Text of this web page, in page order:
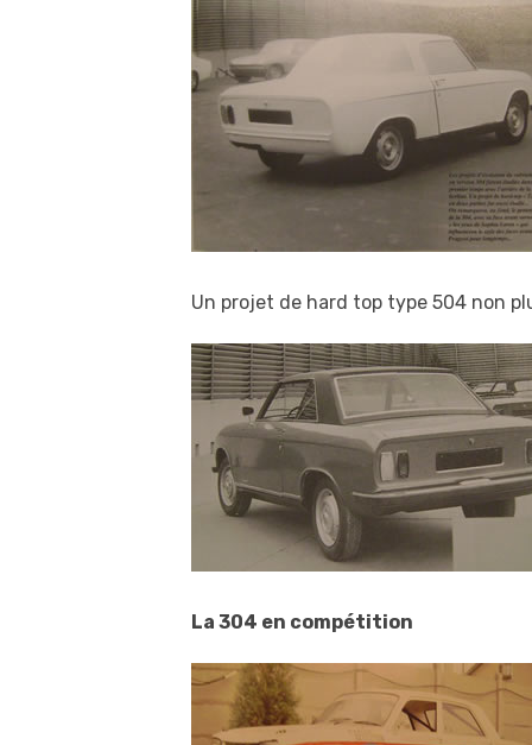
Un projet de hard top type 504 non
La 304 en compétition